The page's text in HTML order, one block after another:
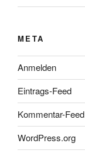
META
Anmelden
Eintrags-Feed
Kommentar-Feed
WordPress.org